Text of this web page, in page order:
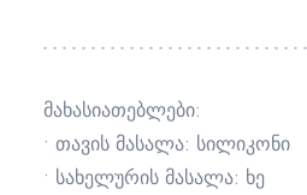
მახასიათებლები:
• თავის მასალა: სილიკონი
• სახელურის მასალა: ხე